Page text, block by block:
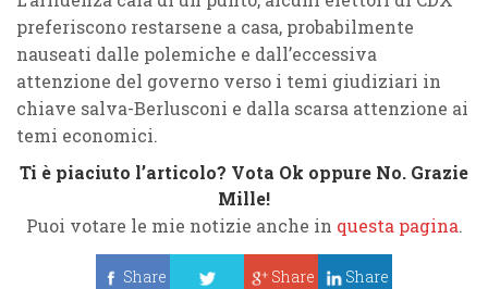
preferiscono restarsene a casa, probabilmente
nauseati dalle polemiche e dall’eccessiva
attenzione del governo verso i temi giudiziari in
chiave salva-Berlusconi e dalla scarsa attenzione ai
temi economici.
Ti è piaciuto l’articolo? Vota Ok oppure No. Grazie
Mille!
Puoi votare le mie notizie anche in questa pagina.
Share
Share Share